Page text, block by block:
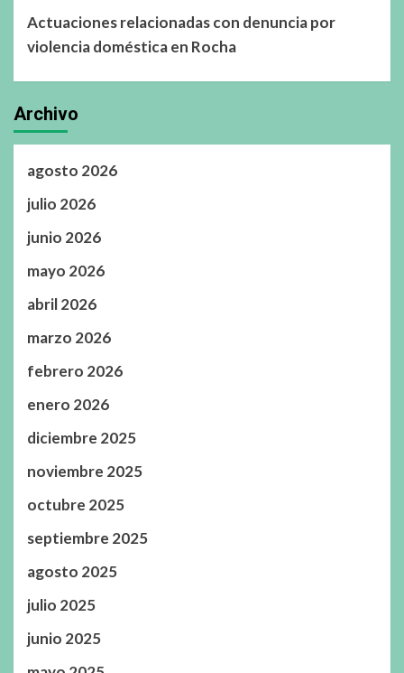
Actuaciones relacionadas con denuncia por
violencia doméstica en Rocha
Archivo
agosto 2026
julio 2026
junio 2026
mayo 2026
abril 2026
marzo 2026
febrero 2026
enero 2026
diciembre 2025
noviembre 2025
octubre 2025
septiembre 2025
agosto 2025
julio 2025
junio 2025